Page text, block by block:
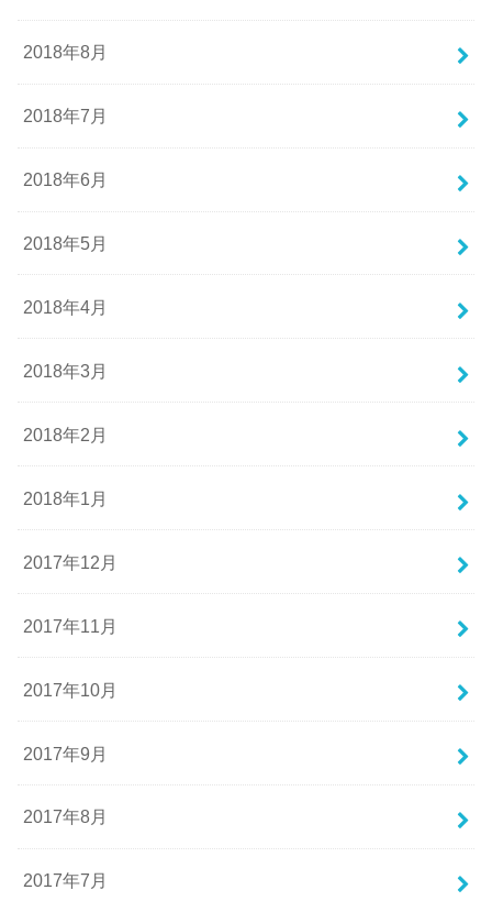
2018年8月
2018年7月
2018年6月
2018年5月
2018年4月
2018年3月
2018年2月
2018年1月
2017年12月
2017年11月
2017年10月
2017年9月
2017年8月
2017年7月